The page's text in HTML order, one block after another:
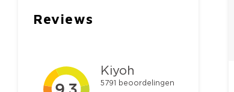
Reviews